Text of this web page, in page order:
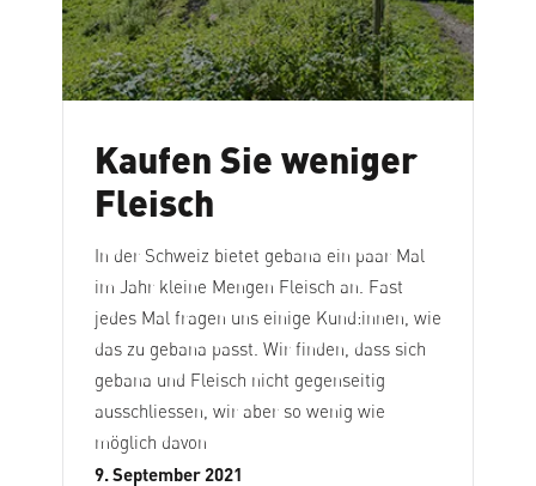
Kaufen Sie weniger
Fleisch
In der Schweiz bietet gebana ein paar Mal
im Jahr kleine Mengen Fleisch an. Fast
jedes Mal fragen uns einige Kund:innen, wie
das zu gebana passt. Wir finden, dass sich
gebana und Fleisch nicht gegenseitig
ausschliessen, wir aber so wenig wie
möglich davon
9. September 2021